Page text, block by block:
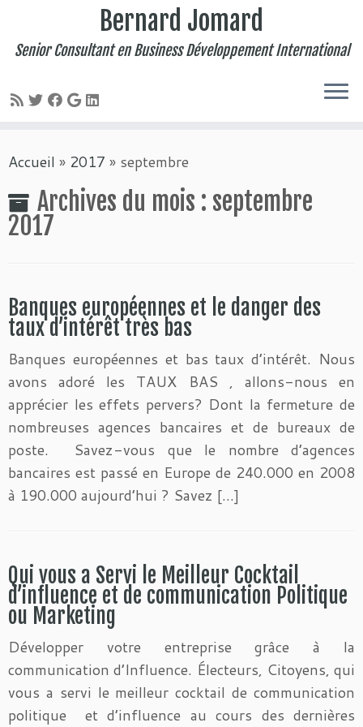
au
contenu
Bernard Jomard
Senior Consultant en Business Développement International
Accueil » 2017 » septembre
Archives du mois : septembre
2017
Banques européennes et le danger des
taux d’intérêt très bas
Banques européennes et bas taux d’intérêt. Nous
avons adoré les TAUX BAS , allons-nous en
apprécier les effets pervers? Dont la fermeture de
nombreuses agences bancaires et de bureaux de
poste. Savez-vous que le nombre d’agences
bancaires est passé en Europe de 240.000 en 2008
à 190.000 aujourd’hui ? Savez […]
Qui vous a Servi le Meilleur Cocktail
d’influence et de communication Politique
ou Marketing
Développer votre entreprise grâce à la
communication d’Influence. Électeurs, Citoyens, qui
vous a servi le meilleur cocktail de communication
politique et d’influence au cours des dernières